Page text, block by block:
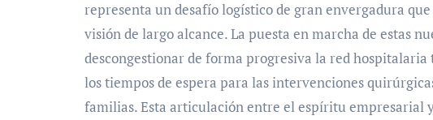
representa un desafío logístico de gran envergadura
visión de largo alcance. La puesta en marcha de estas
descongestionar de forma progresiva la red
los tiempos de espera para las intervenciones
familias. Esta articulación entre el espíritu empresarial